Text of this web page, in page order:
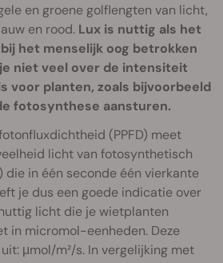
en groene golflengten van licht,
en rood. Lux is nuttig als het
het menselijk oog betrokken
niet veel over de intensiteit
voor planten, zoals bijvoorbeeld
fotosynthese aansturen.
(PPFD) meet
licht van fotosynthetisch
die in één seconde één vierkante
je dus een goede indicatie over
licht die je wietplanten
in micromol-eenheden. Deze
μmol/m²/s. In vergelijking met